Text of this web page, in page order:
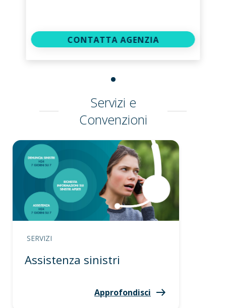
CONTATTA AGENZIA
Servizi e
Convenzioni
SERVIZI
Assistenza sinistri
Approfondisci